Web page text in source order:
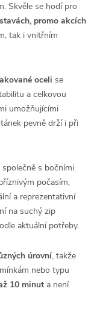
Skvěle se hodí pro
promo akcích
tak i vnitřním
oceli se
a celkovou
umožňujícími
pevně drží i při
společně s bočními
počasím,
a reprezentativní
na suchý zip
aktuální potřeby.
úrovní, takže
nebo typu
10 minut a není